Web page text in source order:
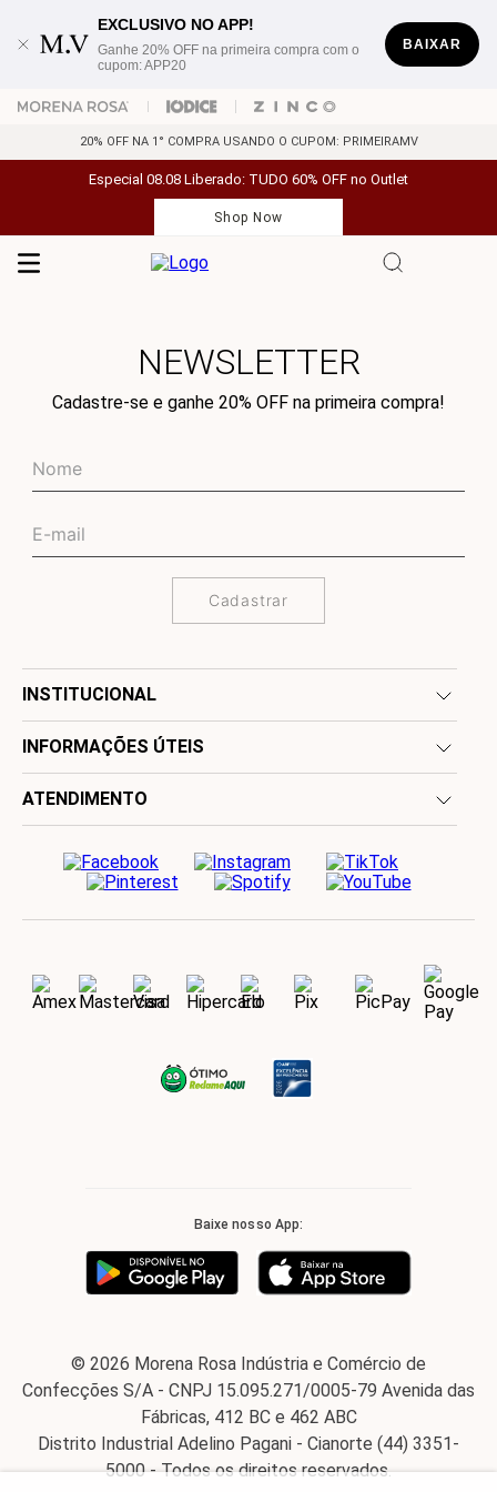
EXCLUSIVO NO APP!
Ganhe 20% OFF na primeira compra com o
cupom: APP20
BAIXAR
20% OFF NA 1° COMPRA USANDO O CUPOM: PRIMEIRAMV
Especial 08.08 Liberado: TUDO 60% OFF no Outlet
Shop Now
NEWSLETTER
Cadastre-se e ganhe 20% OFF na primeira compra!
Cadastrar
INSTITUCIONAL
INFORMAÇÕES ÚTEIS
ATENDIMENTO
Baixe nosso App:
© 2026 Morena Rosa Indústria e Comércio de
Confecções S/A - CNPJ 15.095.271/0005-79 Avenida das
Fábricas, 412 BC e 462 ABC
Distrito Industrial Adelino Pagani - Cianorte (44) 3351-
5000 - Todos os direitos reservados.